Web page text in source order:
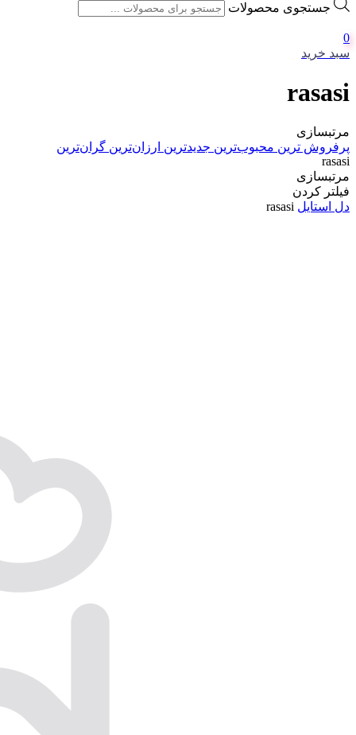
جستجوی محصولات
0
سبد خرید
rasasi
مرتبسازی
پرفروش ترین محبوب‌ترین جدیدترین ارزان‌ترین گران‌ترین
rasasi
مرتبسازی
فیلتر کردن
دل استایل rasasi